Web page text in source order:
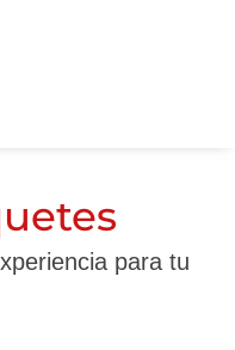
para tu